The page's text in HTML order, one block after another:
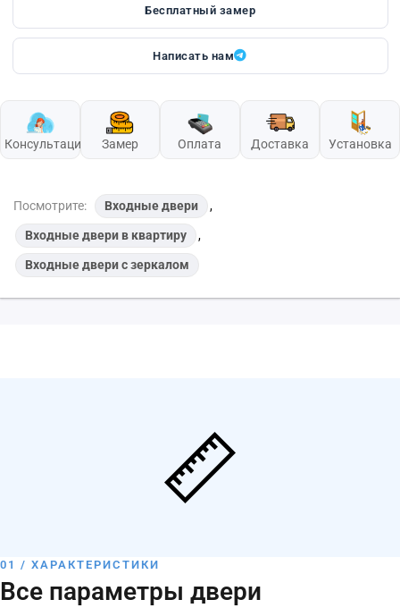
Бесплатный замер
Написать нам
Консультация Замер Оплата Доставка Установка
Посмотрите: Входные двери ,
Входные двери в квартиру ,
Входные двери с зеркалом
01 / ХАРАКТЕРИСТИКИ
Все параметры двери